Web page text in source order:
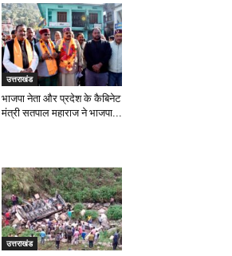
उत्तराखंड
भाजपा नेता और प्रदेश के कैबिनेट
मंत्री सतपाल महाराज ने भाजपा...
उत्तराखंड